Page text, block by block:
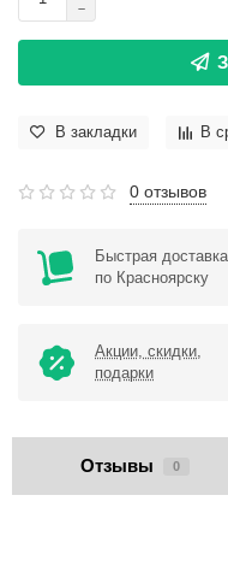
В закладки В
0 отзывов
Быстрая доставка
по Красноярску
Акции, скидки,
подарки
Отзывы 0